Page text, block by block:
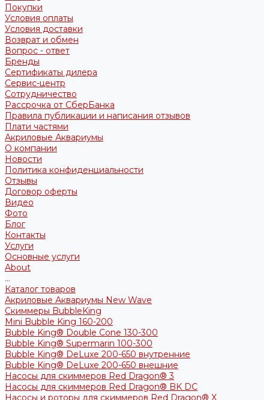
Покупки
Условия оплаты
Условия доставки
Возврат и обмен
Вопрос - ответ
Бренды
Сертификаты дилера
Сервис-центр
Сотрудничество
Рассрочка от СберБанка
Правила публикации и написания отзывов
Плати частями
Акриловые Аквариумы
О компании
Новости
Политика конфиденциальности
Отзывы
Договор оферты
Видео
Фото
Блог
Контакты
Услуги
Основные услуги
About
...
Каталог товаров
Акриловые Аквариумы New Wave
Скиммеры BubbleKing
Mini Bubble King 160-200
Bubble King® Double Cone 130-300
Bubble King® Supermarin 100-300
Bubble King® DeLuxe 200-650 внутренние
Bubble King® DeLuxe 200-650 внешние
Насосы для скиммеров Red Dragon® 3
Насосы для скиммеров Red Dragon® BK DC
Насосы и роторы для скиммеров Red Dragon® X